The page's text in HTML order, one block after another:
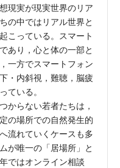
現実が現実世界のリア
の中ではリアル世界と
こっている。スマート
あり，心と体の一部と
一方でスマートフォン
・内斜視，難聴，脳疲
ている。
からない若者たちは，
の場所での自然発生的
流れていくケースも多
が唯一の「居場所」と
ではオンライン相談